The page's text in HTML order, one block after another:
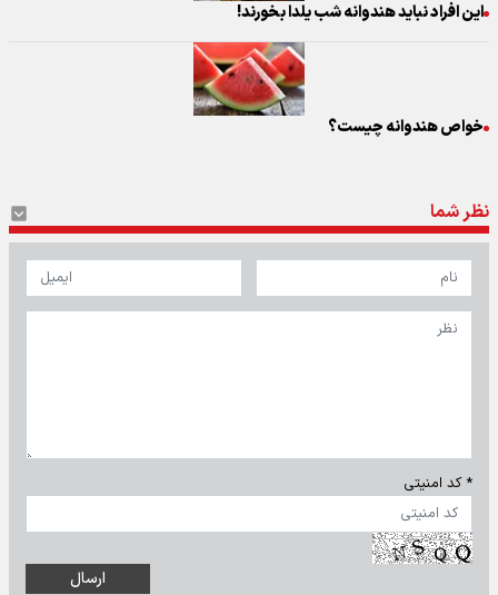
این افراد نباید هندوانه شب یلدا بخورند!
خواص هندوانه چیست؟
نظر شما
* کد امنیتی